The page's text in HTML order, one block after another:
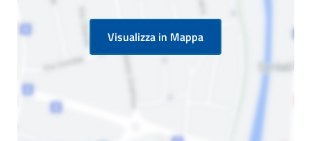
Visualizza in Mappa